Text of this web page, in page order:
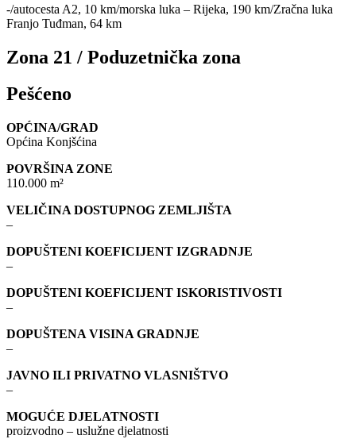
-/autocesta A2, 10 km/morska luka – Rijeka, 190 km/Zračna luka
Franjo Tuđman, 64 km
Zona 21 / Poduzetnička zona
Pešćeno
OPĆINA/GRAD
Općina Konjšćina
POVRŠINA ZONE
110.000 m²
VELIČINA DOSTUPNOG ZEMLJIŠTA
–
DOPUŠTENI KOEFICIJENT IZGRADNJE
–
DOPUŠTENI KOEFICIJENT ISKORISTIVOSTI
–
DOPUŠTENA VISINA GRADNJE
–
JAVNO ILI PRIVATNO VLASNIŠTVO
–
MOGUĆE DJELATNOSTI
proizvodno – uslužne djelatnosti